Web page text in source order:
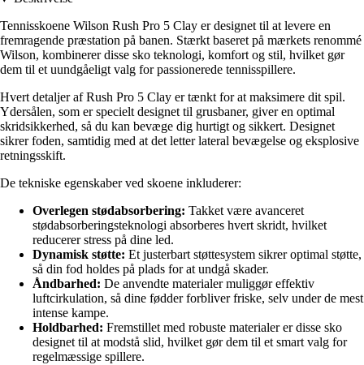
Tennisskoene Wilson Rush Pro 5 Clay er designet til at levere en
fremragende præstation på banen. Stærkt baseret på mærkets renommé
Wilson, kombinerer disse sko teknologi, komfort og stil, hvilket gør
dem til et uundgåeligt valg for passionerede tennisspillere.
Hvert detaljer af Rush Pro 5 Clay er tænkt for at maksimere dit spil.
Ydersålen, som er specielt designet til grusbaner, giver en optimal
skridsikkerhed, så du kan bevæge dig hurtigt og sikkert. Designet
sikrer foden, samtidig med at det letter lateral bevægelse og eksplosive
retningsskift.
De tekniske egenskaber ved skoene inkluderer:
Overlegen stødabsorbering: Takket være avanceret
stødabsorberingsteknologi absorberes hvert skridt, hvilket
reducerer stress på dine led.
Dynamisk støtte: Et justerbart støttesystem sikrer optimal støtte,
så din fod holdes på plads for at undgå skader.
Åndbarhed: De anvendte materialer muliggør effektiv
luftcirkulation, så dine fødder forbliver friske, selv under de mest
intense kampe.
Holdbarhed: Fremstillet med robuste materialer er disse sko
designet til at modstå slid, hvilket gør dem til et smart valg for
regelmæssige spillere.